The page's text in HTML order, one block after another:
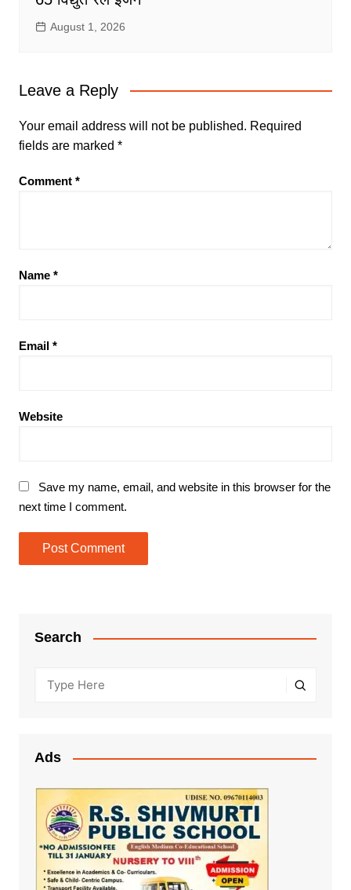
August 1, 2026
Leave a Reply
Your email address will not be published. Required
fields are marked *
Comment *
Name *
Email *
Website
Save my name, email, and website in this browser for the
next time I comment.
Search
Ads